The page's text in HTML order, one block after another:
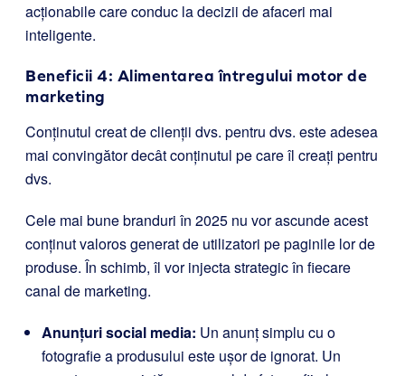
acționabile care conduc la decizii de afaceri mai
inteligente.
Beneficii 4: Alimentarea întregului motor de
marketing
Conținutul creat de clienții dvs. pentru dvs. este adesea
mai convingător decât conținutul pe care îl creați pentru
dvs.
Cele mai bune branduri în 2025 nu vor ascunde acest
conținut valoros generat de utilizatori pe paginile lor de
produse. În schimb, îl vor injecta strategic în fiecare
canal de marketing.
Anunțuri social media: Un anunț simplu cu o
fotografie a produsului este ușor de ignorat. Un